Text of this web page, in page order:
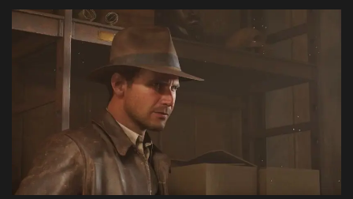
INICIAR SESIÓN O REGISTRARSE